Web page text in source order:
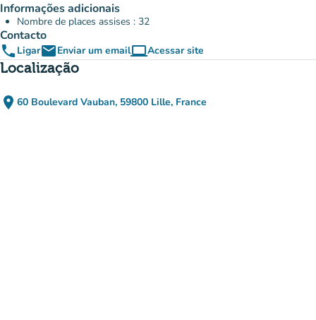
Informações adicionais
Nombre de places assises : 32
Contacto
phone LigaremailEnviar um emailcomputerAcessar site
(novo separador)
Localização
place 60 Boulevard Vauban, 59800 Lille, France
(abrir no Google Maps)
(novo separador)